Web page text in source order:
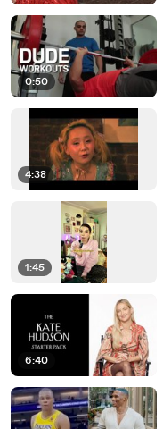
0:50
4:38
1:45
6:40